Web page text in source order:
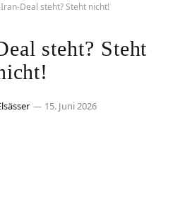
Deal steht? Steht nicht!
steht? Steht
15. Juni 2026